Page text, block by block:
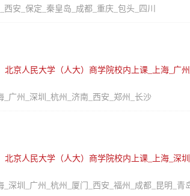
安_保定_秦皇岛_成都_重庆_包头_四川
北京人民大学（人大）商学院校内上课_上海_广
广州_深圳_杭州_济南_西安_郑州_长沙
北京人民大学（人大）商学院校内上课_上海_深圳
深圳_广州_杭州_厦门_西安_福州_成都_昆明_青